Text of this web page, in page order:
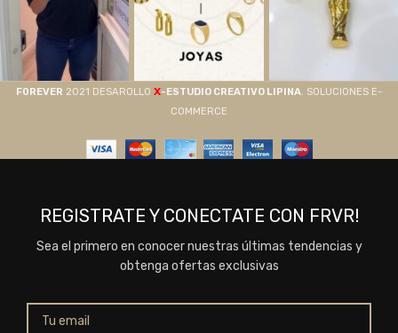
F0REVER 2021 DESAROLLO X-ESTUDIO CREATIVO LIPINA. SOLUCIONES E-
COMMERCE
REGISTRATE Y CONECTATE CON FRVR!
Sea el primero en conocer nuestras últimas tendencias y
obtenga ofertas exclusivas